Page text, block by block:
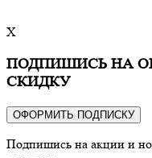
X
ПОДПИШИСЬ НА
СКИДКУ
ОФОРМИТЬ ПОДПИСКУ
Подпишись на акции и